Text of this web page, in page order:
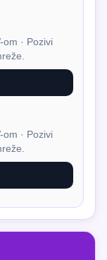
· Pozivi
· Pozivi